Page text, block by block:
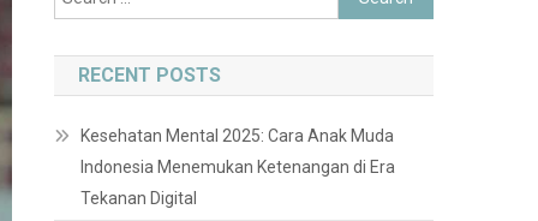
for:
RECENT POSTS
Kesehatan Mental 2025: Cara Anak Muda
Indonesia Menemukan Ketenangan di Era
Tekanan Digital